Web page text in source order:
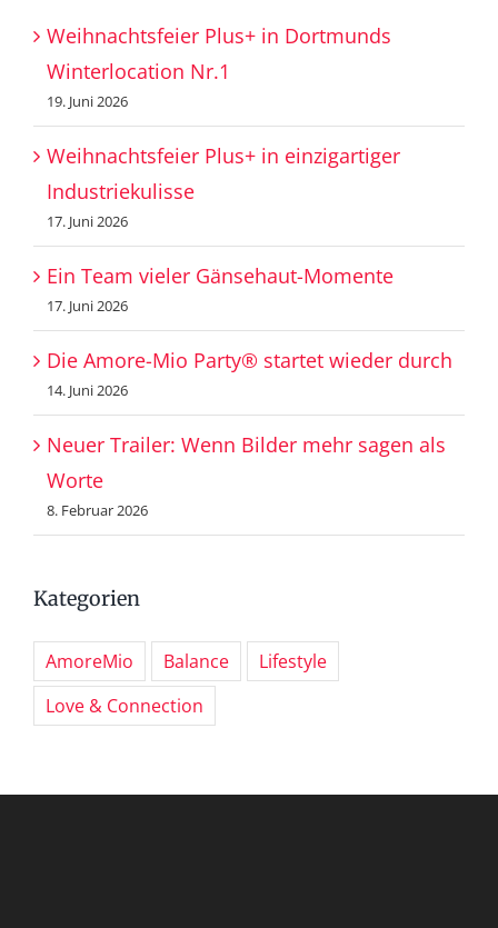
Weihnachtsfeier Plus+ in Dortmunds
Winterlocation Nr.1
19. Juni 2026
Weihnachtsfeier Plus+ in einzigartiger
Industriekulisse
17. Juni 2026
Ein Team vieler Gänsehaut-Momente
17. Juni 2026
Die Amore-Mio Party® startet wieder durch
14. Juni 2026
Neuer Trailer: Wenn Bilder mehr sagen als
Worte
8. Februar 2026
Kategorien
AmoreMio Balance
Lifestyle
Love & Connection